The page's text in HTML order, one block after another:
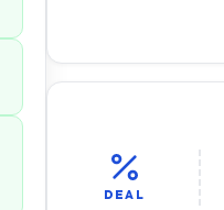
DEAL